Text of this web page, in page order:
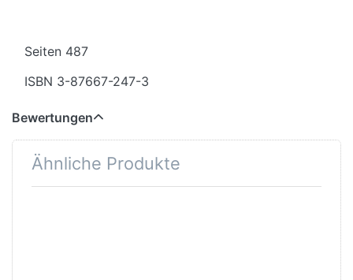
Seiten 487
ISBN 3-87667-247-3
Bewertungen
Ähnliche Produkte